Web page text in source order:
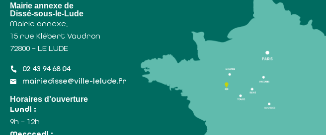
Mairie annexe de
Dissé-sous-le-Lude
Mairie annexe,
15 rue Klébert Vaudron
72800 – LE LUDE
02 43 94 68 04
mairiedisse@ville-lelude.fr
Horaires d'ouverture
Lundi :
9h – 12h